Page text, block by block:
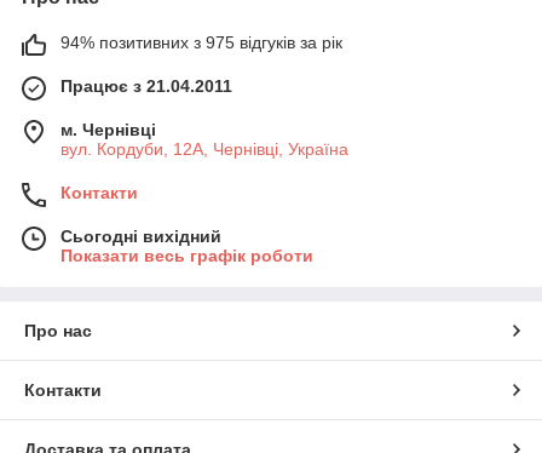
94% позитивних з 975 відгуків за рік
Працює з 21.04.2011
м. Чернівці
вул. Кордуби, 12А, Чернівці, Україна
Контакти
Сьогодні вихідний
Показати весь графік роботи
Про нас
Контакти